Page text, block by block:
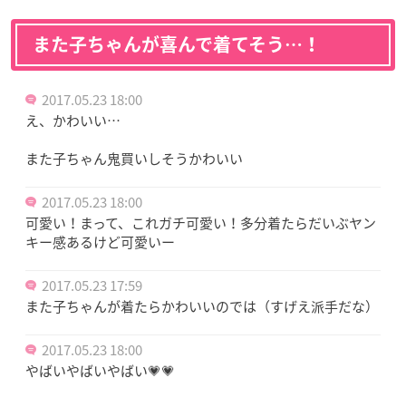
また子ちゃんが喜んで着てそう…！
2017.05.23 18:00
え、かわいい…
また子ちゃん鬼買いしそうかわいい
2017.05.23 18:00
可愛い！まって、これガチ可愛い！多分着たらだいぶヤン
キー感あるけど可愛いー
2017.05.23 17:59
また子ちゃんが着たらかわいいのでは（すげえ派手だな）
2017.05.23 18:00
やばいやばいやばい💗💗